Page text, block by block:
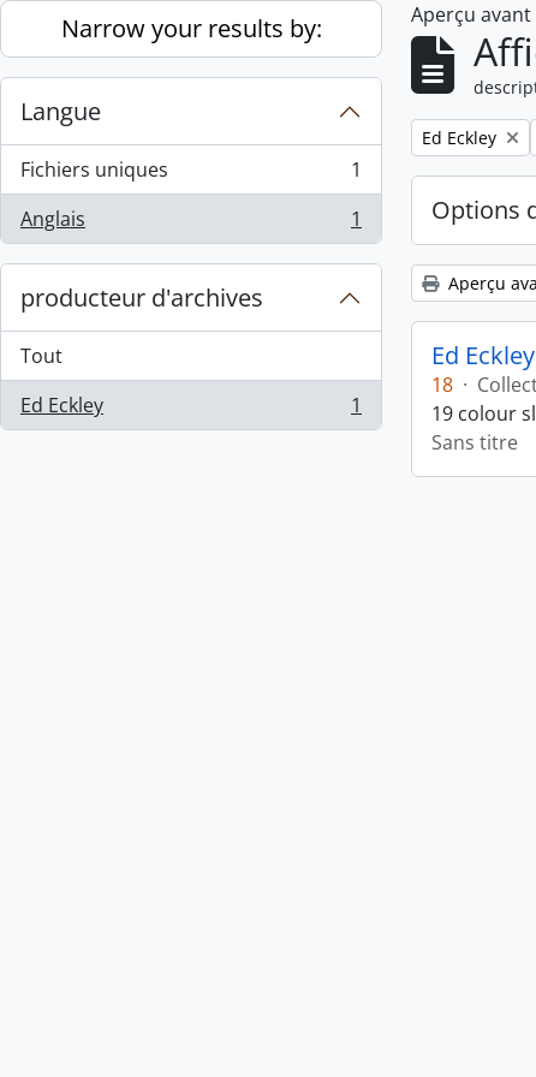
Skip to main content
Narrow your results by:
Langue
Fichiers uniques
, 1 résultats
1
Anglais
, 1 résultats 1
producteur d'archives
Tout
Ed Eckley
, 1 résultats 1
Aperçu
Remove filter:
Ed Eckley
Options
Aperçu
Ed
18 ·
19 colour
Sans titre